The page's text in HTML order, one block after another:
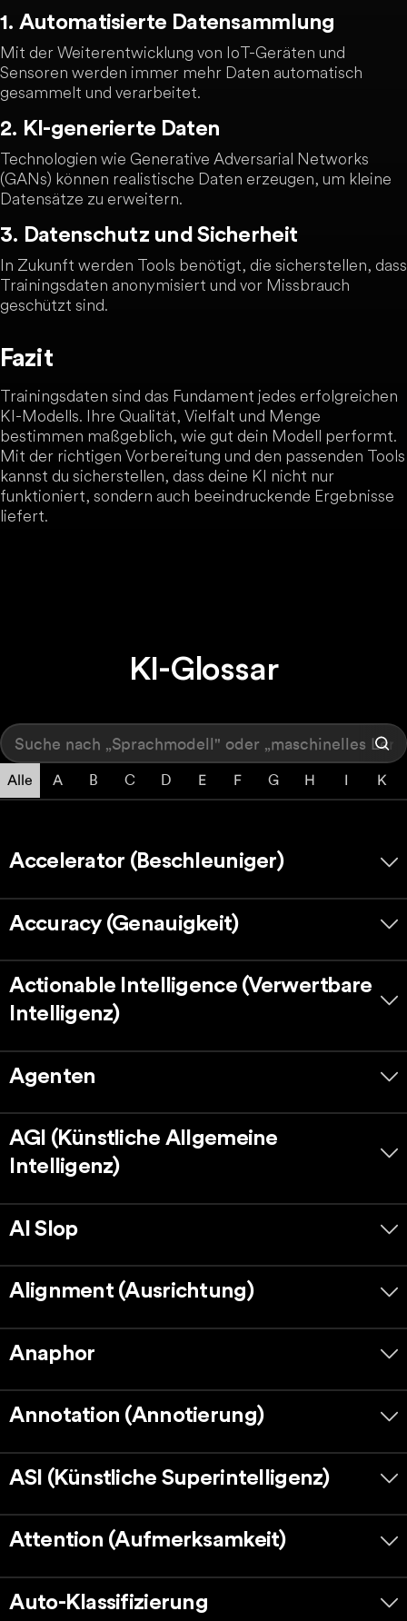
1. Automatisierte Datensammlung
Mit der Weiterentwicklung von IoT-Geräten und
Sensoren werden immer mehr Daten automatisch
gesammelt und verarbeitet.
2. KI-generierte Daten
Technologien wie Generative Adversarial Networks
(GANs) können realistische Daten erzeugen, um kleine
Datensätze zu erweitern.
3. Datenschutz und Sicherheit
In Zukunft werden Tools benötigt, die sicherstellen, dass
Trainingsdaten anonymisiert und vor Missbrauch
geschützt sind.
Fazit
Trainingsdaten sind das Fundament jedes erfolgreichen
KI-Modells. Ihre Qualität, Vielfalt und Menge
bestimmen maßgeblich, wie gut dein Modell performt.
Mit der richtigen Vorbereitung und den passenden Tools
kannst du sicherstellen, dass deine KI nicht nur
funktioniert, sondern auch beeindruckende Ergebnisse
liefert.
KI-Glossar
Alle A B C D E F G H I K
Accelerator (Beschleuniger)
Accuracy (Genauigkeit)
Actionable Intelligence (Verwertbare
Intelligenz)
Agenten
AGI (Künstliche Allgemeine
Intelligenz)
AI Slop
Alignment (Ausrichtung)
Anaphor
Annotation (Annotierung)
ASI (Künstliche Superintelligenz)
Attention (Aufmerksamkeit)
Auto-Klassifizierung